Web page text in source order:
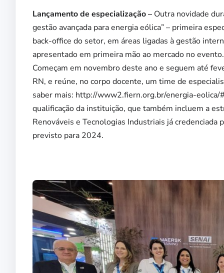
Lançamento de especialização – Outra novidade
gestão avançada para energia eólica” – primeira
back-office do setor, em áreas ligadas à gestão
apresentado em primeira mão ao mercado no
Começam em novembro deste ano e seguem até
RN, e reúne, no corpo docente, um time de
saber mais: http://www2.fiern.org.br/energia-eolica/
qualificação da instituição, que também incluem a
Renováveis e Tecnologias Industriais já credenciada
previsto para 2024.